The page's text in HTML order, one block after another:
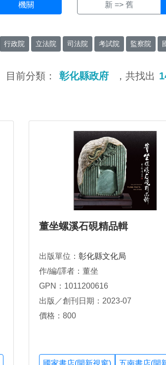
機關 新 => 舊
行政院 立法院 司法院 考試院 監察院
目前分類： 彰化縣政府 ，共找出
董坐螺溪石硯精品輯
出版單位： 彰化縣文化局
作/編/譯者：董坐
GPN：1011200616
出版／創刊日期：2023-07
價格：800
國家書店(開新視窗) 五南書店(開